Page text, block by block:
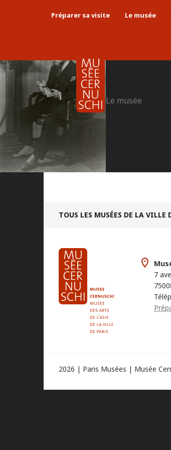
Préparer sa visite Le musée
Le musée
TOUS LES MUSÉES DE LA VILLE
7
2026 | Paris Musées | Musée